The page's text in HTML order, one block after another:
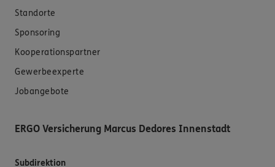
Standorte
Sponsoring
Kooperationspartner
Gewerbeexperte
Jobangebote
ERGO Versicherung Marcus Dedores Innenstadt
Subdirektion